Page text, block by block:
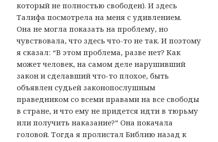
который не полностью свободен). И здесь
Талифа посмотрела на меня с удивлением.
Она не могла показать на проблему, но
чувствовала, что здесь что-то не так. И поэтому
я сказал: “В этом проблема, разве нет? Как
может человек, на самом деле нарушивший
закон и сделавший что-то плохое, быть
объявлен судьей законопослушным
праведником со всеми правами на все свободы
в стране, и что ему не придется идти в тюрьму
или получить наказание?” Она покачала
головой. Тогда я пролистал Библию назад к